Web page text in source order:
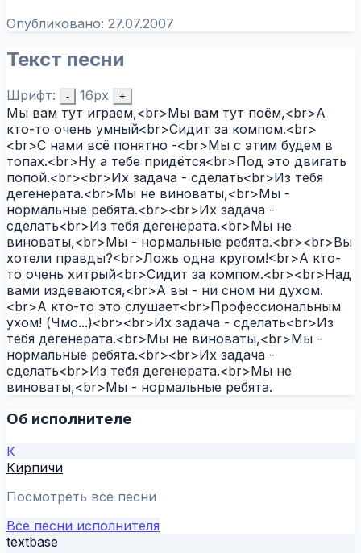
Опубликовано: 27.07.2007
Текст песни
Шрифт: - 16px +
Мы вам тут играем,<br>Мы вам тут поём,<br>А
кто-то очень умный<br>Сидит за компом.<br>
<br>С нами всё понятно -<br>Мы с этим будем в
топах.<br>Ну а тебе придётся<br>Под это двигать
попой.<br><br>Их задача - сделать<br>Из тебя
дегенерата.<br>Мы не виноваты,<br>Мы -
нормальные ребята.<br><br>Их задача -
сделать<br>Из тебя дегенерата.<br>Мы не
виноваты,<br>Мы - нормальные ребята.<br><br>Вы
хотели правды?<br>Ложь одна кругом!<br>А кто-
то очень хитрый<br>Сидит за компом.<br><br>Над
вами издеваются,<br>А вы - ни сном ни духом.
<br>А кто-то это слушает<br>Профессиональным
ухом! (Чмо...)<br><br>Их задача - сделать<br>Из
тебя дегенерата.<br>Мы не виноваты,<br>Мы -
нормальные ребята.<br><br>Их задача -
сделать<br>Из тебя дегенерата.<br>Мы не
виноваты,<br>Мы - нормальные ребята.
Об исполнителе
К
Кирпичи
Посмотреть все песни
Все песни исполнителя
textbase